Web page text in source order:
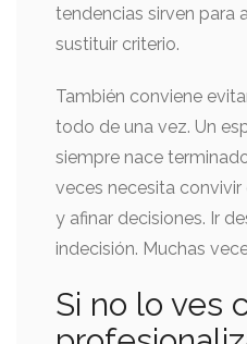
tendencias sirven para
sustituir criterio.
También conviene
todo de una vez. Un
siempre nace
veces necesita
y afinar decisiones. Ir
indecisión. Muchas
Si no lo ves